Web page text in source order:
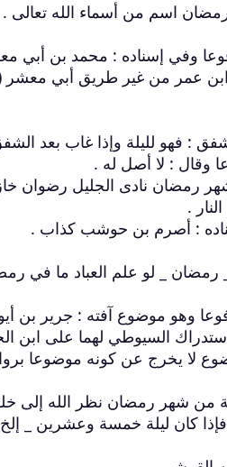
وفي إسناده : محمد بن أبي
وقال : لا أصل له .
شهر رمضان نادى الجليل رضوان
.
: أصرم بن حوشب كذاب .
_ رمضان _ لو علم العباد ما في
وهو موضوع آفته : جرير بن
السيوطي لهما على ابن
: إذا كان [ أول _ 3 ] ليلة من شهر رمضان
فإذا كان ليلة خمسة وعشرين _